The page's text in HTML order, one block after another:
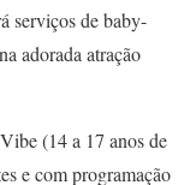
serviços de baby-
adorada atração
(14 a 17 anos de
e com programação